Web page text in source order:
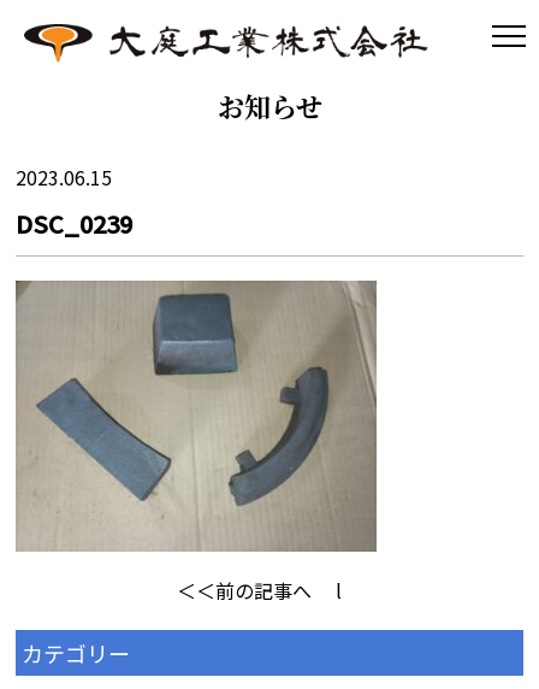
お知らせ
2023.06.15
DSC_0239
＜＜前の記事へ l
カテゴリー